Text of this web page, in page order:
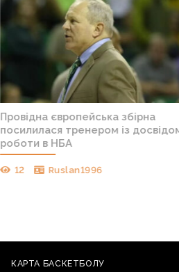
Провідна європейська збірна
посилилася тренером із досвідом
роботи в НБА
12 Ruslan1996
КАРТА БАСКЕТБОЛУ